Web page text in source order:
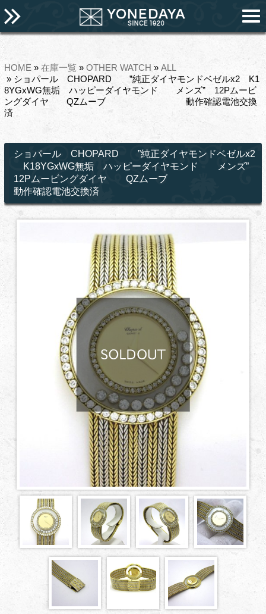
HOME » 在庫一覧 » OTHER WATCH » ALL
» ショパール CHOPARD ”純正ダイヤモンドベゼルx2 K1
8YGxWG無垢 ハッピーダイヤモンド メンズ” 12Pムービ
ングダイヤ QZムーブ 動作確認電池交換
済
ショパール CHOPARD ”純正ダイヤモンドベゼルx2
K18YGxWG無垢 ハッピーダイヤモンド メンズ”
12Pムービングダイヤ QZムーブ
動作確認電池交換済